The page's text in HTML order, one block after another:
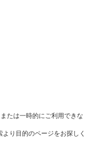
たは一時的にご利用できな
り目的のページをお探しく